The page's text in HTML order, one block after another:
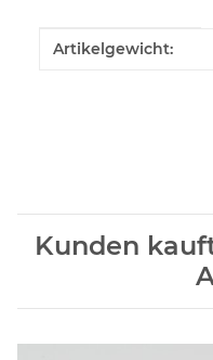
Produkteigenschaft
Wert
Artikelgewicht:
Kunden